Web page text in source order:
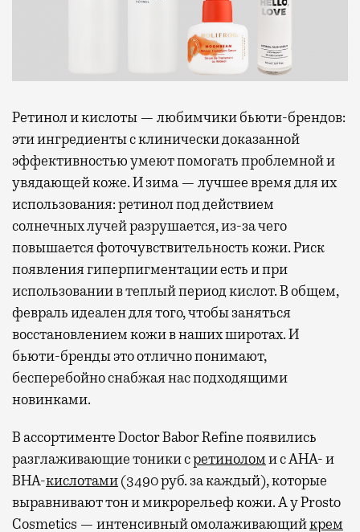
Ретинол и кислоты — любимчики бьюти-брендов:
эти ингредиенты с клинически доказанной
эффективностью умеют помогать проблемной и
увядающей коже. И зима — лучшее время для их
использования: ретинол под действием
солнечных лучей разрушается, из-за чего
повышается фоточувствительность кожи. Риск
появления гиперпигментации есть и при
использовании в теплый период кислот. В общем,
февраль идеален для того, чтобы заняться
восстановлением кожи в наших широтах. И
бьюти-бренды это отлично понимают,
бесперебойно снабжая нас подходящими
новинками.
В ассортименте Doctor Babor Refine появились
разглаживающие тоники сретиноломи с AHA- и
BHA-кислотами(3490 руб. за каждый), которые
выравнивают тон и микрорельеф кожи. А у Prosto
Cosmetics — интенсивный омолаживающийкрем